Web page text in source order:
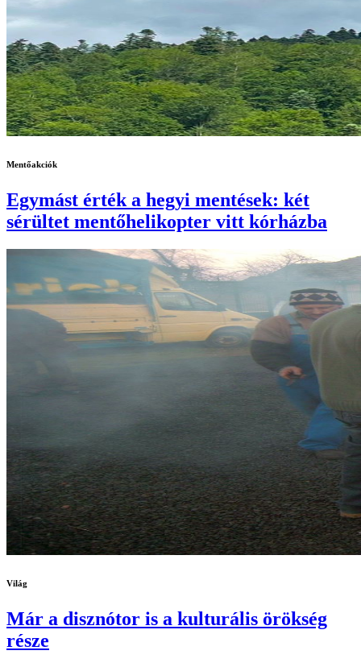
Mentőakciók
Egymást érték a hegyi mentések: két
sérültet mentőhelikopter vitt kórházba
Világ
Már a disznótor is a kulturális örökség
része